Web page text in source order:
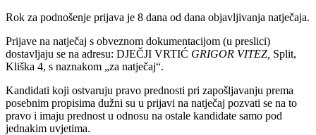
Rok za podnošenje prijava je 8 dana od dana objavljivanja natječaja.
Prijave na natječaj s obveznom dokumentacijom (u preslici)
dostavljaju se na adresu: DJEČJI VRTIĆ GRIGOR VITEZ, Split,
Kliška 4, s naznakom „za natječaj“.
Kandidati koji ostvaruju pravo prednosti pri zapošljavanju prema
posebnim propisima dužni su u prijavi na natječaj pozvati se na to
pravo i imaju prednost u odnosu na ostale kandidate samo pod
jednakim uvjetima.